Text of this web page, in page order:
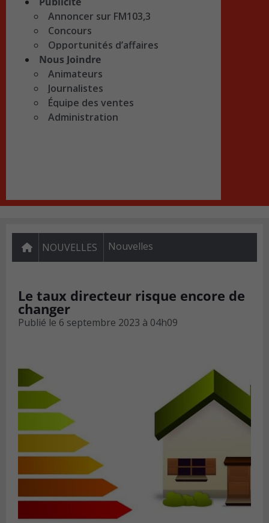
Annoncer sur FM103,3
Concours
Opportunités d’affaires
Nous Joindre
Animateurs
Journalistes
Équipe des ventes
Administration
NOUVELLES Nouvelles
Le taux directeur risque encore de
changer
Publié le 6 septembre 2023 à 04h09